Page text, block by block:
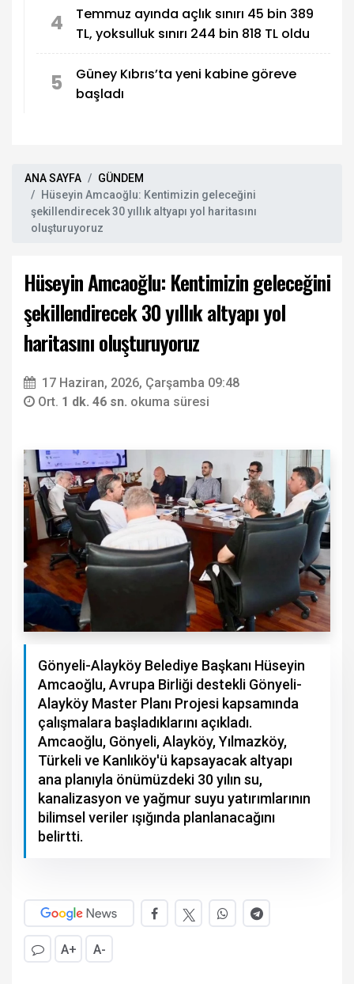
4
Temmuz ayında açlık sınırı 45 bin 389
TL, yoksulluk sınırı 244 bin 818 TL oldu
5
Güney Kıbrıs’ta yeni kabine göreve
başladı
ANA SAYFA
GÜNDEM
Hüseyin Amcaoğlu: Kentimizin geleceğini
şekillendirecek 30 yıllık altyapı yol haritasını
oluşturuyoruz
Hüseyin Amcaoğlu: Kentimizin geleceğini
şekillendirecek 30 yıllık altyapı yol
haritasını oluşturuyoruz
17 Haziran, 2026, Çarşamba 09:48
Ort. 1 dk. 46 sn. okuma süresi
Gönyeli-Alayköy Belediye Başkanı Hüseyin
Amcaoğlu, Avrupa Birliği destekli Gönyeli-
Alayköy Master Planı Projesi kapsamında
çalışmalara başladıklarını açıkladı.
Amcaoğlu, Gönyeli, Alayköy, Yılmazköy,
Türkeli ve Kanlıköy'ü kapsayacak altyapı
ana planıyla önümüzdeki 30 yılın su,
kanalizasyon ve yağmur suyu yatırımlarının
bilimsel veriler ışığında planlanacağını
belirtti.
A+ A-